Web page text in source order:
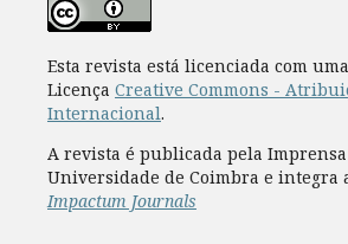
Esta revista está licenciada com uma
Licença Creative Commons -
Internacional.
A revista é publicada pela
Universidade de Coimbra e integra
Impactum Journals